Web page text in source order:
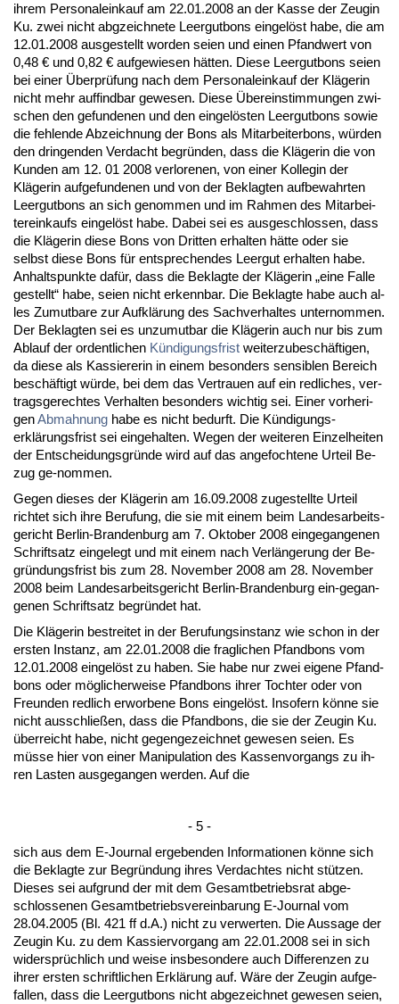
ih­rem Per­so­nal­ein­kauf am 22.01.2008 an der Kas­se der Zeu­gin
Ku. zwei nicht abg­zeich­ne­te Leer­gut­bons ein­gelöst ha­be, die am
12.01.2008 aus­ge­stellt wor­den sei­en und ei­nen Pfand­wert von
0,48 € und 0,82 € auf­ge­wie­sen hätten. Die­se Leer­gut­bons sei­en
bei ei­ner Über­prüfung nach dem Per­so­nal­ein­kauf der Kläge­rin
nicht mehr auf­find­bar ge­we­sen. Die­se Übe­rein­stim­mun­gen zwi­
schen den ge­fun­de­nen und den ein­gelösten Leer­gut­bons so­wie
die feh­len­de Ab­zeich­nung der Bons als Mit­ar­bei­ter­bons, würden
den drin­gen­den Ver­dacht be­gründen, dass die Kläge­rin die von
Kun­den am 12. 01 2008 ver­lo­re­nen, von ei­ner Kol­le­gin der
Kläge­rin auf­ge­fun­de­nen und von der Be­klag­ten auf­be­wahr­ten
Leer­gut­bons an sich ge­nom­men und im Rah­men des Mit­ar­bei­
ter­ein­kaufs ein­gelöst ha­be. Da­bei sei es aus­ge­schlos­sen, dass
die Kläge­rin die­se Bons von Drit­ten er­hal­ten hätte oder sie
selbst die­se Bons für ent­spre­chen­des Leer­gut er­hal­ten ha­be.
An­halts­punk­te dafür, dass die Be­klag­te der Kläge­rin „ei­ne Fal­le
ge­stellt“ ha­be, sei­en nicht er­kenn­bar. Die Be­klag­te ha­be auch al­
les Zu­mut­ba­re zur Aufklärung des Sach­ver­hal­tes un­ter­nom­men.
Der Be­klag­ten sei es un­zu­mut­bar die Kläge­rin auch nur bis zum
Ab­lauf der or­dent­li­chen Kündi­gungs­frist wei­ter­zu­beschäfti­gen,
da die­se als Kas­sie­re­rin in ei­nem be­son­ders sen­si­blen Be­reich
beschäftigt würde, bei dem das Ver­trau­en auf ein red­li­ches, ver­
trags­ge­rech­tes Ver­hal­ten be­son­ders wich­tig sei. Ei­ner vor­he­ri­
genAb­mah­nung ha­be es nicht be­durft. Die Kündi­gungs­
erklärungs­frist sei ein­ge­hal­ten. We­gen der wei­te­ren Ein­zel­hei­ten
der Ent­schei­dungs­gründe wird auf das an­ge­foch­te­ne Ur­teil Be­
zug ge-nom­men.
Ge­gen die­ses der Kläge­rin am 16.09.2008 zu­ge­stell­te Ur­teil
rich­tet sich ih­re Be­ru­fung, die sie mit ei­nem beim Lan­des­ar­beits­
ge­richt Ber­lin-Bran­den­burg am 7. Ok­to­ber 2008 ein­ge­gan­ge­nen
Schrift­satz ein­ge­legt und mit ei­nem nach Verlänge­rung der Be­
gründungs­frist bis zum 28. No­vem­ber 2008 am 28. No­vem­ber
2008 beim Lan­des­ar­beits­ge­richt Ber­lin-Bran­den­burg ein-ge­gan­
ge­nen Schrift­satz be­gründet hat.
Die Kläge­rin be­strei­tet in der Be­ru­fungs­in­stanz wie schon in der
ers­ten In­stanz, am 22.01.2008 die frag­li­chen Pfand­bons vom
12.01.2008 ein­gelöst zu ha­ben. Sie ha­be nur zwei ei­ge­ne Pfand­
bons oder mögli­cher­wei­se Pfand­bons ih­rer Toch­ter oder von
Freun­den red­lich er­wor­be­ne Bons ein­gelöst. In­so­fern könne sie
nicht aus­sch­ließen, dass die Pfand­bons, die sie der Zeu­gin Ku.
über­reicht ha­be, nicht ge­gen­ge­zeich­net ge­we­sen sei­en. Es
müsse hier von ei­ner Ma­ni­pu­la­ti­on des Kas­sen­vor­gangs zu ih­
ren Las­ten aus­ge­gan­gen wer­den. Auf die
- 5 -
sich aus dem E-Jour­nal er­ge­ben­den In­for­ma­tio­nen könne sich
die Be­klag­te zur Be­gründung ih­res Ver­dach­tes nicht stützen.
Die­ses sei auf­grund der mit dem Ge­samt­be­triebs­rat ab­ge­
schlos­se­nen Ge­samt­be­triebs­ver­ein­ba­rung E-Jour­nal vom
28.04.2005 (Bl. 421 ff d.A.) nicht zu ver­wer­ten. Die Aus­sa­ge der
Zeu­gin Ku. zu dem Kas­sier­vor­gang am 22.01.2008 sei in sich
wi­dersprüchlich und wei­se ins­be­son­de­re auch Dif­fe­ren­zen zu
ih­rer ers­ten schrift­li­chen Erklärung auf. Wäre der Zeu­gin auf­ge­
fal­len, dass die Leer­gut­bons nicht ab­ge­zeich­net ge­we­sen sei­en,